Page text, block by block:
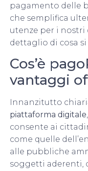
pagamento delle
che semplifica
utenze per i nostri
dettaglio di cosa si
Cos’è
vantaggi
Innanzitutto
piattaforma digitale
consente ai
come quelle
alle pubbliche
soggetti aderenti,